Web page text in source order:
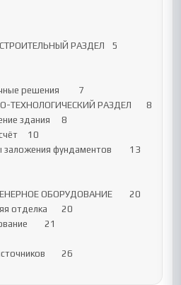
РАЗДЕЛ 	5
решения 	7
ТЕХНОЛОГИЧЕСКИЙ РАЗДЕЛ 	8
здания 	8
10
фундаментов 	13
ОБОРУДОВАНИЕ 	20
20
21
26